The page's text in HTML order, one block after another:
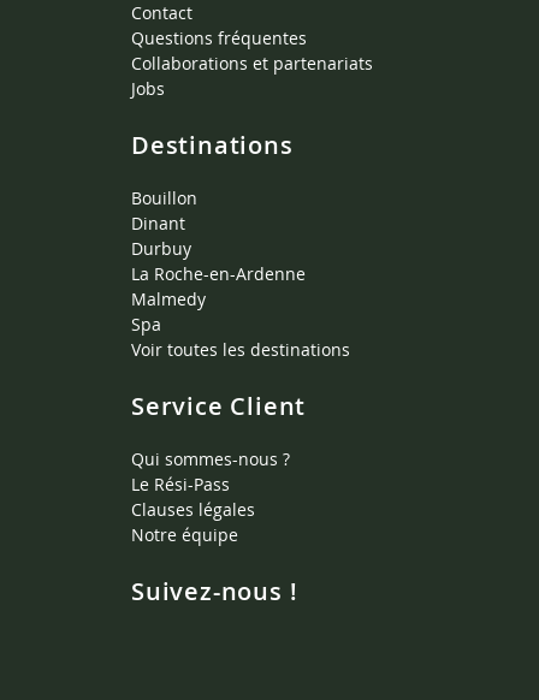
Contact
Questions fréquentes
Collaborations et partenariats
Jobs
Destinations
Bouillon
Dinant
Durbuy
La Roche-en-Ardenne
Malmedy
Spa
Voir toutes les destinations
Service Client
Qui sommes-nous ?
Le Rési-Pass
Clauses légales
Notre équipe
Suivez-nous !